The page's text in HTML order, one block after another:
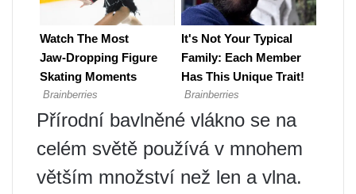
Přírodní bavlněné vlákno se na
celém světě používá v mnohem
větším množství než len a vlna.